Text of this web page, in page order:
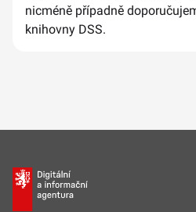
nicméně případně
knihovny DSS.